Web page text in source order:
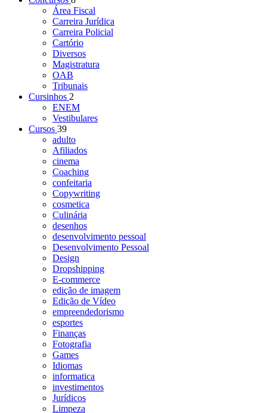
Área Fiscal
Carreira Jurídica
Carreira Policial
Cartório
Diversos
Magistratura
OAB
Tribunais
Cursinhos 2
ENEM
Vestibulares
Cursos 39
adulto
Afiliados
cinema
Coaching
confeitaria
Copywriting
cosmetica
Culinária
desenhos
desenvolvimento pessoal
Desenvolvimento Pessoal
Design
Dropshipping
E-commerce
edição de imagem
Edição de Vídeo
empreendedorismo
esportes
Finanças
Fotografia
Games
Idiomas
informatica
investimentos
Jurídicos
Limpeza